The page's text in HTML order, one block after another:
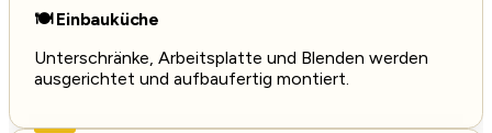
🍽️ Einbauküche
Unterschränke, Arbeitsplatte und Blenden werden
ausgerichtet und aufbaufertig montiert.